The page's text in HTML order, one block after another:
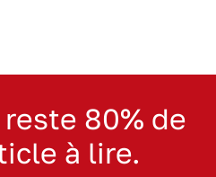
80% de
à lire.